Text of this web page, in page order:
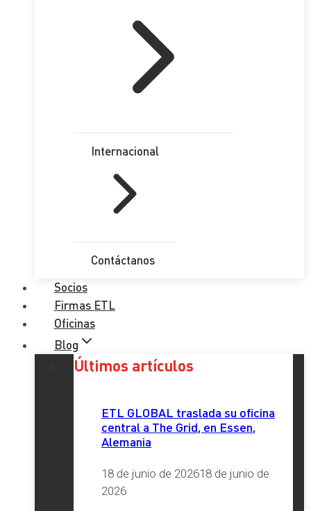
Internacional
Contáctanos
Socios
Firmas ETL
Oficinas
Blog
Últimos artículos
ETL GLOBAL traslada su oficina
central a The Grid, en Essen,
Alemania
18 de junio de 202618 de junio de
2026